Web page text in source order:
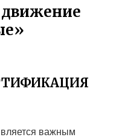
движение
важным